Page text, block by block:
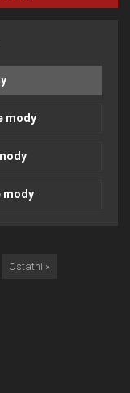
mody
mody
Ostatni »